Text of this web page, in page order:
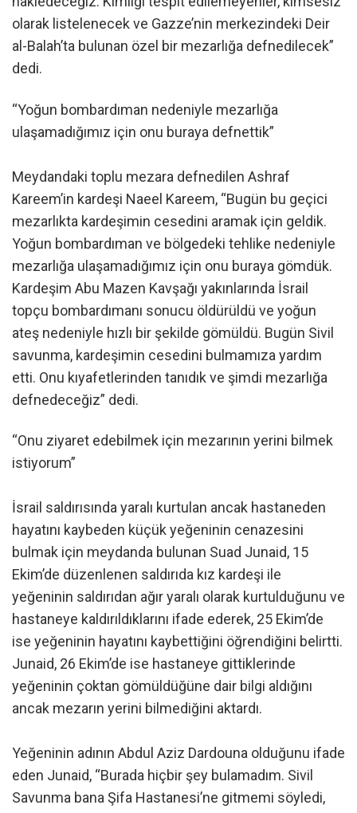
olarak listelenecek ve Gazze’nin merkezindeki Deir
al-Balah’ta bulunan özel bir mezarlığa defnedilecek”
dedi.
“Yoğun bombardıman nedeniyle mezarlığa
ulaşamadığımız için onu buraya defnettik”
Meydandaki toplu mezara defnedilen Ashraf
Kareem’in kardeşi Naeel Kareem, “Bugün bu geçici
mezarlıkta kardeşimin cesedini aramak için geldik.
Yoğun bombardıman ve bölgedeki tehlike nedeniyle
mezarlığa ulaşamadığımız için onu buraya gömdük.
Kardeşim Abu Mazen Kavşağı yakınlarında İsrail
topçu bombardımanı sonucu öldürüldü ve yoğun
ateş nedeniyle hızlı bir şekilde gömüldü. Bugün Sivil
savunma, kardeşimin cesedini bulmamıza yardım
etti. Onu kıyafetlerinden tanıdık ve şimdi mezarlığa
defnedeceğiz” dedi.
“Onu ziyaret edebilmek için mezarının yerini bilmek
istiyorum”
İsrail saldırısında yaralı kurtulan ancak hastaneden
hayatını kaybeden küçük yeğeninin cenazesini
bulmak için meydanda bulunan Suad Junaid, 15
Ekim’de düzenlenen saldırıda kız kardeşi ile
yeğeninin saldırıdan ağır yaralı olarak kurtulduğunu ve
hastaneye kaldırıldıklarını ifade ederek, 25 Ekim’de
ise yeğeninin hayatını kaybettiğini öğrendiğini belirtti.
Junaid, 26 Ekim’de ise hastaneye gittiklerinde
yeğeninin çoktan gömüldüğüne dair bilgi aldığını
ancak mezarın yerini bilmediğini aktardı.
Yeğeninin adının Abdul Aziz Dardouna olduğunu ifade
eden Junaid, “Burada hiçbir şey bulamadım. Sivil
Savunma bana Şifa Hastanesi’ne gitmemi söyledi,